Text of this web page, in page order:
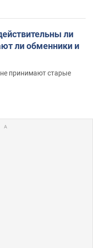
ли
ли обменники и
принимают старые